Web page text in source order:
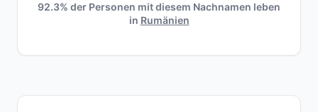
92.3% der Personen mit diesem Nachnamen leben
in Rumänien